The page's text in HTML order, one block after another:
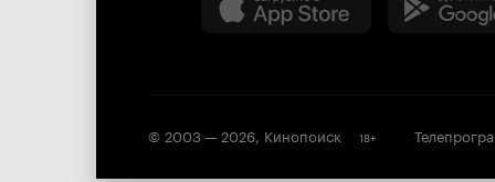
© 2003 — 2026, Кинопоиск 18+